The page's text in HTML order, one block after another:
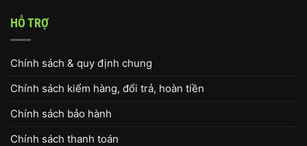
HỖ TRỢ
Chính sách & quy định chung
Chính sách kiểm hàng, đổi trả, hoàn tiền
Chính sách bảo hành
Chính sách thanh toán